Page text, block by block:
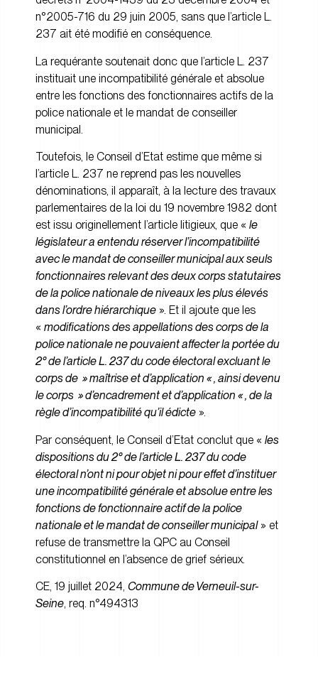
n°2005-716 du 29 juin 2005, sans que l’article L.
237 ait été modifié en conséquence.
La requérante soutenait donc que l’article L. 237
instituait une incompatibilité générale et absolue
entre les fonctions des fonctionnaires actifs de la
police nationale et le mandat de conseiller
municipal.
Toutefois, le Conseil d’Etat estime que même si
l’article L. 237 ne reprend pas les nouvelles
dénominations, il apparaît, à la lecture des travaux
parlementaires de la loi du 19 novembre 1982 dont
est issu originellement l’article litigieux, que « le
législateur a entendu réserver l’incompatibilité
avec le mandat de conseiller municipal aux seuls
fonctionnaires relevant des deux corps statutaires
de la police nationale de niveaux les plus élevés
dans l’ordre hiérarchique ». Et il ajoute que les
« modifications des appellations des corps de la
police nationale ne pouvaient affecter la portée du
2° de l’article L. 237 du code électoral excluant le
corps de » maîtrise et d’application « , ainsi devenu
le corps » d’encadrement et d’application « , de la
règle d’incompatibilité qu’il édicte ».
Par conséquent, le Conseil d’Etat conclut que « les
dispositions du 2° de l’article L. 237 du code
électoral n’ont ni pour objet ni pour effet d’instituer
une incompatibilité générale et absolue entre les
fonctions de fonctionnaire actif de la police
nationale et le mandat de conseiller municipal» et
refuse de transmettre la QPC au Conseil
constitutionnel en l’absence de grief sérieux.
CE, 19 juillet 2024, Commune de Verneuil-sur-
Seine, req. n°494313